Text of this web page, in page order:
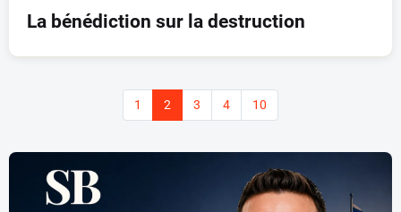
La bénédiction sur la destruction
1 2 3 4 10